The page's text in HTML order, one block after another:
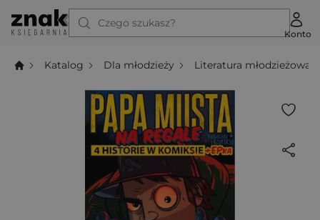
Czego szukasz?
Konto
Katalog Dla młodzieży Literatura młodzieżowa